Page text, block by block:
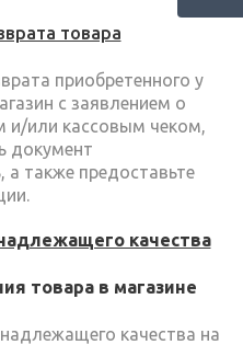
товара
приобретенного у
с заявлением о
и/или кассовым чеком,
документ
также предоставьте
качества
товара в магазине
качества на